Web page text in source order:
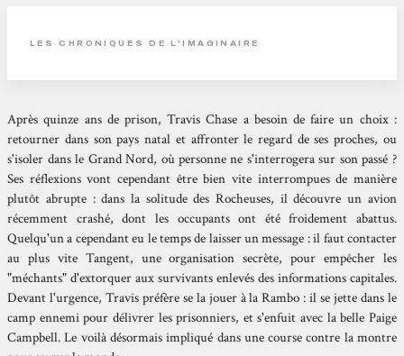
LES CHRONIQUES DE L'IMAGINAIRE
Après quinze ans de prison, Travis Chase a besoin de faire un choix :
retourner dans son pays natal et affronter le regard de ses proches, ou
s'isoler dans le Grand Nord, où personne ne s'interrogera sur son passé ?
Ses réflexions vont cependant être bien vite interrompues de manière
plutôt abrupte : dans la solitude des Rocheuses, il découvre un avion
récemment crashé, dont les occupants ont été froidement abattus.
Quelqu'un a cependant eu le temps de laisser un message : il faut contacter
au plus vite Tangent, une organisation secrète, pour empêcher les
"méchants" d'extorquer aux survivants enlevés des informations capitales.
Devant l'urgence, Travis préfère se la jouer à la Rambo : il se jette dans le
camp ennemi pour délivrer les prisonniers, et s'enfuit avec la belle Paige
Campbell. Le voilà désormais impliqué dans une course contre la montre